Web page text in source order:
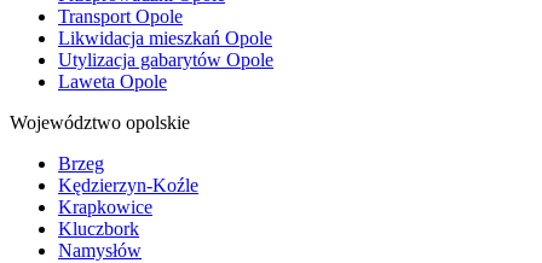
Transport Opole
Likwidacja mieszkań Opole
Utylizacja gabarytów Opole
Laweta Opole
Województwo opolskie
Brzeg
Kędzierzyn-Koźle
Krapkowice
Kluczbork
Namysłów